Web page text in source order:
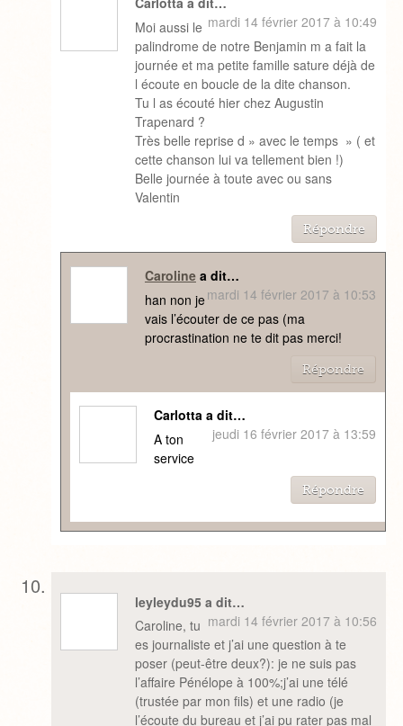
mardi 14 février 2017 à 10:49
Moi aussi le
palindrome de notre Benjamin m a fait la
journée et ma petite famille sature déjà de
l écoute en boucle de la dite chanson.
Tu l as écouté hier chez Augustin
Trapenard ?
Très belle reprise d » avec le temps » ( et
cette chanson lui va tellement bien !)
Belle journée à toute avec ou sans
Valentin
Répondre
Carolinea dit…
mardi 14 février 2017 à 10:53
han non je
vais l’écouter de ce pas (ma
procrastination ne te dit pas merci!
Répondre
Carlotta a dit…
jeudi 16 février 2017 à 13:59
A ton
service
Répondre
leyleydu95 a dit…
mardi 14 février 2017 à 10:56
Caroline, tu
es journaliste et j’ai une question à te
poser (peut-être deux?): je ne suis pas
l’affaire Pénélope à 100%;j’ai une télé
(trustée par mon fils) et une radio (je
l’écoute du bureau et j’ai pu rater pas mal